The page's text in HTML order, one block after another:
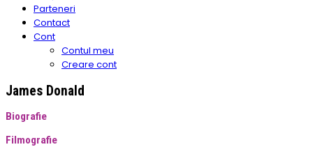
Parteneri
Contact
Cont
Contul meu
Creare cont
James Donald
Biografie
Filmografie